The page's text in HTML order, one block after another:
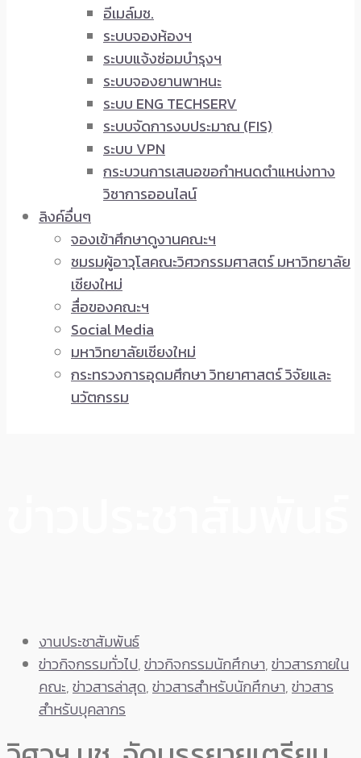
อีเมล์มช.
ระบบจองห้องฯ
ระบบแจ้งซ่อมบำรุงฯ
ระบบจองยานพาหนะ
ระบบ ENG TECHSERV
ระบบจัดการงบประมาณ (FIS)
ระบบ VPN
กระบวนการเสนอขอกำหนดตำแหน่งทาง
วิชาการออนไลน์
ลิงค์อื่นๆ
จองเข้าศึกษาดูงานคณะฯ
ชมรมผู้อาวุโสคณะวิศวกรรมศาสตร์ มหาวิทยาลัย
เชียงใหม่
สื่อของคณะฯ
Social Media
มหาวิทยาลัยเชียงใหม่
กระทรวงการอุดมศึกษา วิทยาศาสตร์ วิจัยและ
นวัตกรรม
งานประชาสัมพันธ์
ข่าวกิจกรรมทั่วไป,ข่าวกิจกรรมนักศึกษา,ข่าวสารภายใน
คณะ,ข่าวสารล่าสุด,ข่าวสารสำหรับนักศึกษา,ข่าวสาร
สำหรับบุคลากร